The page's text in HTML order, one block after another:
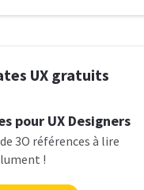
UX gratuits
pour UX Designers
3O références à lire
!